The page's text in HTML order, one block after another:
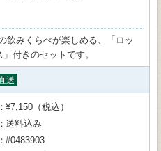
飲みくらべが楽しめる、「ロッ
」付きのセットです。
送
¥7,150（税込）
送料込み
#0483903